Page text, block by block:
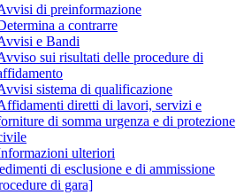
di preinformazione
a contrarre
e Bandi
sui risultati delle procedure di
sistema di qualificazione
diretti di lavori, servizi e
di somma urgenza e di protezione
ulteriori
di esclusione e di ammissione
di gara]